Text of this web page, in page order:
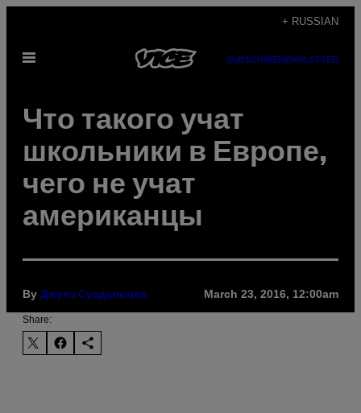
content
+ RUSSIAN
Open
SUBSCRIBENEWSLETTER
Что такого учат
школьники в Европе,
чего не учат
американцы
By Джулз Суздальцев March 23, 2016, 12:00am
Share: